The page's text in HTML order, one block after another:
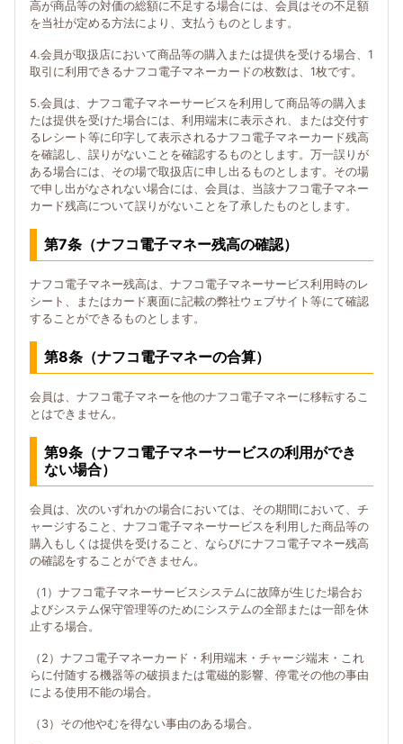
高が商品等の対価の総額に不足する場合には、会員はその不足額
を当社が定める方法により、支払うものとします。
4.会員が取扱店において商品等の購入または提供を受ける場合、1
取引に利用できるナフコ電子マネーカードの枚数は、1枚です。
5.会員は、ナフコ電子マネーサービスを利用して商品等の購入ま
たは提供を受けた場合には、利用端末に表示され、または交付す
るレシート等に印字して表示されるナフコ電子マネーカード残高
を確認し、誤りがないことを確認するものとします。万一誤りが
ある場合には、その場で取扱店に申し出るものとします。その場
で申し出がなされない場合には、会員は、当該ナフコ電子マネー
カード残高について誤りがないことを了承したものとします。
第7条（ナフコ電子マネー残高の確認）
ナフコ電子マネー残高は、ナフコ電子マネーサービス利用時のレ
シート、またはカード裏面に記載の弊社ウェブサイト等にて確認
することができるものとします。
第8条（ナフコ電子マネーの合算）
会員は、ナフコ電子マネーを他のナフコ電子マネーに移転するこ
とはできません。
第9条（ナフコ電子マネーサービスの利用ができ
ない場合）
会員は、次のいずれかの場合においては、その期間において、チ
ャージすること、ナフコ電子マネーサービスを利用した商品等の
購入もしくは提供を受けること、ならびにナフコ電子マネー残高
の確認をすることができません。
（1）ナフコ電子マネーサービスシステムに故障が生じた場合お
よびシステム保守管理等のためにシステムの全部または一部を休
止する場合。
（2）ナフコ電子マネーカード・利用端末・チャージ端末・これ
らに付随する機器等の破損または電磁的影響、停電その他の事由
による使用不能の場合。
（3）その他やむを得ない事由のある場合。